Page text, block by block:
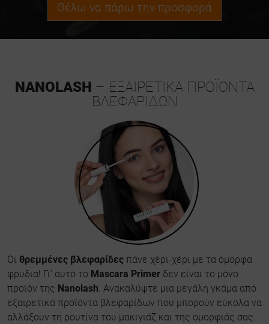
Θέλω να πάρω την προσφορά
NANOLASH – ΕΞΑΙΡΕΤΙΚΑ ΠΡΟΪΟΝΤΑ
ΒΛΕΦΑΡΙΔΩΝ
Οι θρεμμένες βλεφαρίδες πάνε χέρι-χέρι με τα όμορφα
φρύδια! Γι’ αυτό το Mascara Primer δεν είναι το μόνο
προϊόν της Nanolash. Ανακαλύψτε μια μεγάλη γκάμα από
εξαιρετικά προϊόντα βλεφαρίδων που μπορούν εύκολα να
αλλάξουν τη ρουτίνα του μακιγιάζ και της ομορφιάς σας.